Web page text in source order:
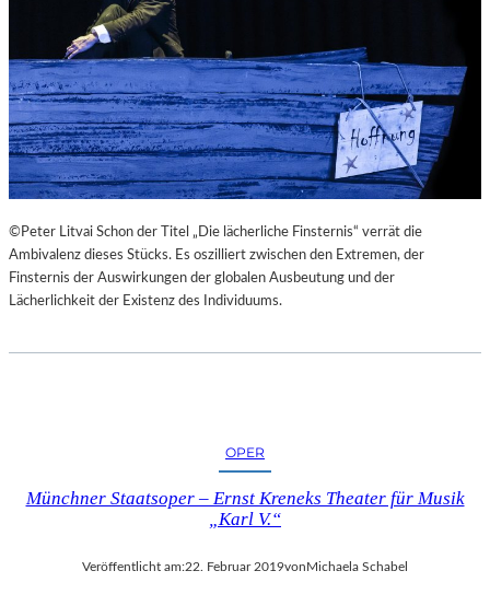
©Peter Litvai Schon der Titel „Die lächerliche Finsternis“ verrät die
Ambivalenz dieses Stücks. Es oszilliert zwischen den Extremen, der
Finsternis der Auswirkungen der globalen Ausbeutung und der
Lächerlichkeit der Existenz des Individuums.
OPER
Münchner Staatsoper – Ernst Kreneks Theater für Musik
„Karl V.“
Veröffentlicht am:22. Februar 2019vonMichaela Schabel